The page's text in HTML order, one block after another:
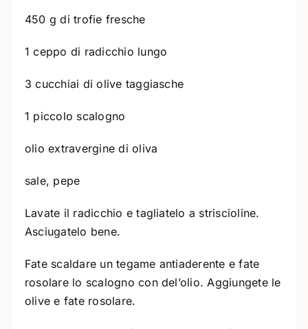
450 g di trofie fresche
1 ceppo di radicchio lungo
3 cucchiai di olive taggiasche
1 piccolo scalogno
olio extravergine di oliva
sale, pepe
Lavate il radicchio e tagliatelo a striscioline.
Asciugatelo bene.
Fate scaldare un tegame antiaderente e fate
rosolare lo scalogno con del’olio. Aggiungete le
olive e fate rosolare.